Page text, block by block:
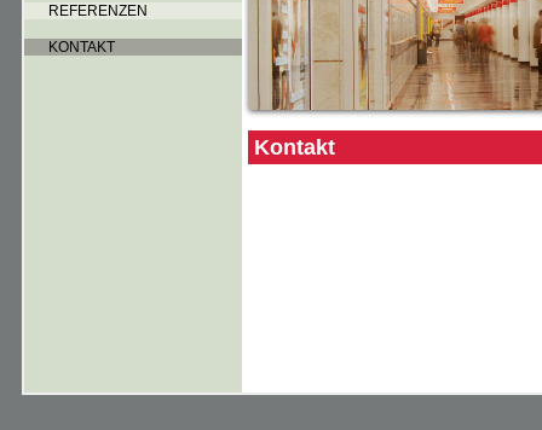
REFERENZEN
KONTAKT
Kontakt